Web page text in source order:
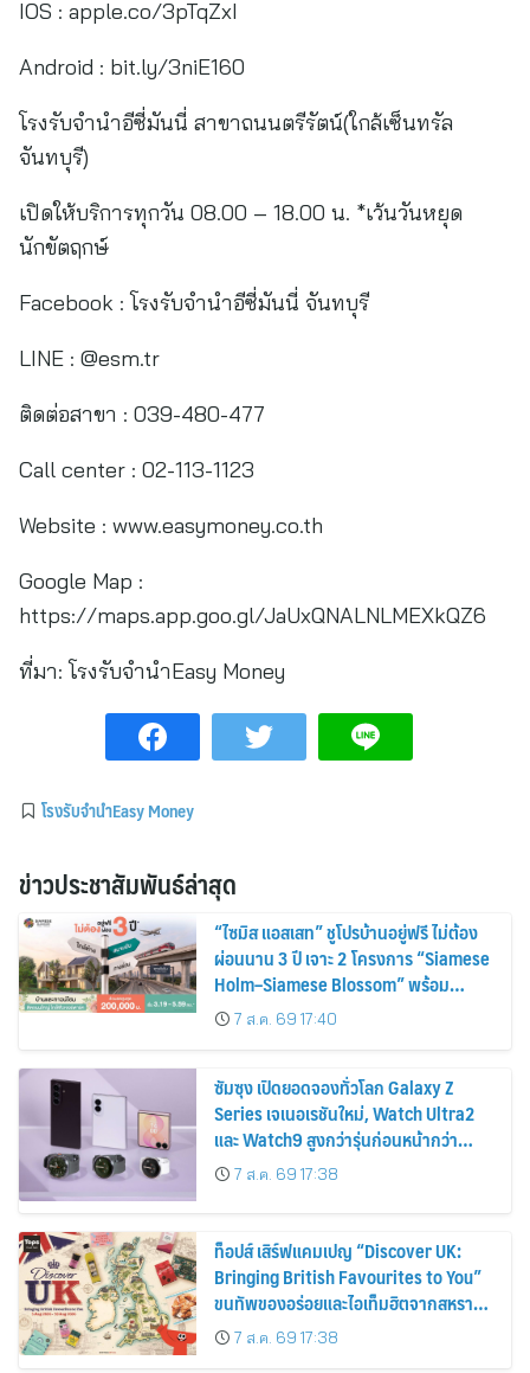
IOS : apple.co/3pTqZxI
Android : bit.ly/3niE160
โรงรับจำนำอีซี่มันนี่ สาขาถนนตรีรัตน์(ใกล้เซ็นทรัล
จันทบุรี)
เปิดให้บริการทุกวัน 08.00 – 18.00 น. *เว้นวันหยุด
นักขัตฤกษ์
Facebook : โรงรับจำนำอีซี่มันนี่ จันทบุรี
LINE : @esm.tr
ติดต่อสาขา : 039-480-477
Call center : 02-113-1123
Website : www.easymoney.co.th
Google Map :
https://maps.app.goo.gl/JaUxQNALNLMEXkQZ6
ที่มา: โรงรับจำนำEasy Money
โรงรับจำนำEasy Money
ข่าวประชาสัมพันธ์ล่าสุด
“ไซมิส แอสเสท” ชูโปรบ้านอยู่ฟรี ไม่ต้อง
ผ่อนนาน 3 ปี เจาะ 2 โครงการ “Siamese
Holm–Siamese Blossom” พร้อม
ส่วนลดและสิทธิพิเศษถึง 31 สิงหาคม
2569
7 ส.ค. 69 17:40
ซัมซุง เปิดยอดจองทั่วโลก Galaxy Z
Series เจเนอเรชันใหม่, Watch Ultra2
และ Watch9 สูงกว่ารุ่นก่อนหน้ากว่า
30%7 ส.ค. 69 17:38
ท็อปส์ เสิร์ฟแคมเปญ “Discover UK:
Bringing British Favourites to You”
ขนทัพของอร่อยและไอเท็มฮิตจากสหราช
อาณาจักร ส่งตรงถึงมือตั้งแต่วันนี้ – 18
สิงหาคมนี้
7 ส.ค. 69 17:38